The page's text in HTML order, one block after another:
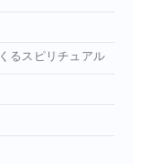
るスピリチュアル